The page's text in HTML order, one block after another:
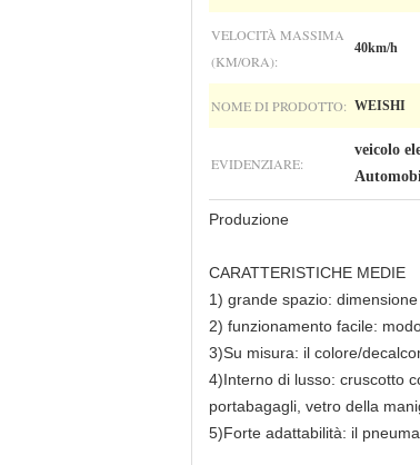
VELOCITÀ MASSIMA
(KM/ORA):
40km/h
NOME DI PRODOTTO: WEISHI
EVIDENZIARE:
veicolo
Produzione
CARATTERISTICHE MEDIE
1) grande spazio:
2) funzionamento facile:
3)Su misura: il colore/
4)Interno di lusso: cruscotto
portabagagli, vetro della
5)Forte adattabilità: il